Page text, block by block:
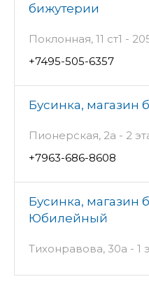
бижутерии
Поклонная, 11 ст1 -
+7495-505-6357
Бусинка, магазин
Пионерская, 2а - 2
+7963-686-8608
Бусинка, магазин
Юбилейный
Тихонравова, 30а -